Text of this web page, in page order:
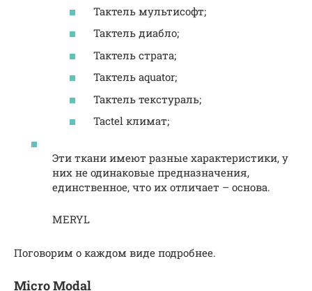
Тактель мультисофт;
Тактель диабло;
Тактель страта;
Тактель aquator;
Тактель текстураль;
Tactel климат;
Эти ткани имеют разные характеристики, у
них не одинаковые предназначения,
единственное, что их отличает – основа.
MERYL
Поговорим о каждом виде подробнее.
Micro Modal